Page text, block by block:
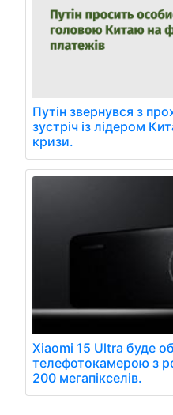
Путін звернувся з
зустріч із лідером
кризи.
Xiaomi 15 Ultra буде
телефотокамерою з
200 мегапікселів.